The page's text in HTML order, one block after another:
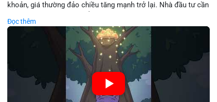
khoản, giá thường đảo chiều tăng mạnh trở lại. Nhà đầu tư cần
hóa điểm vào lệnh.
🎥 Xem video trực tiếp tại:
Nguồn: Cú Thông Thái
Đọc thêm